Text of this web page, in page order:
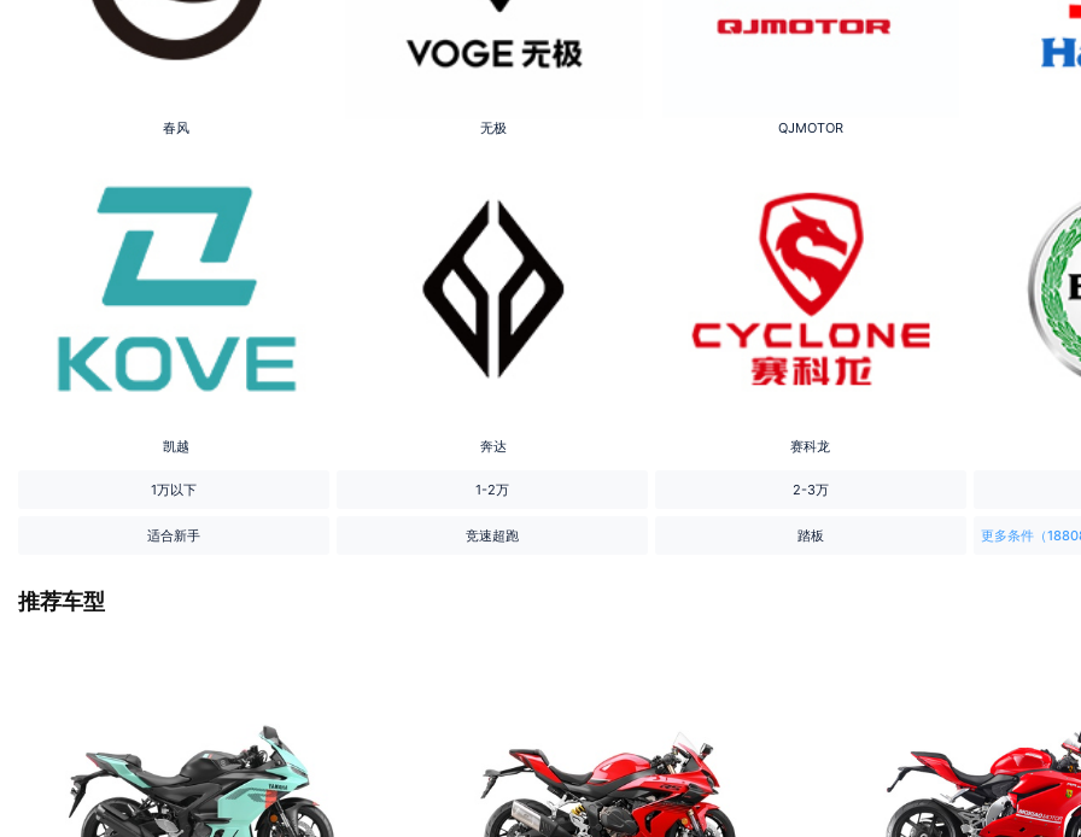
春风 无极 QJMOTOR
凯越 奔达 赛科龙
1万以下 1-2万 2-3万
适合新手 竞速超跑 踏板 更多条件（
推荐车型